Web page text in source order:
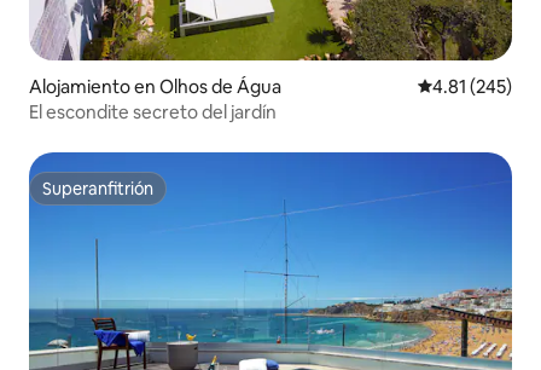
Alojamiento en Olhos de Água Calificación
4.81 (245)
El escondite secreto del jardín
Superanfitrión
Superanfitrión